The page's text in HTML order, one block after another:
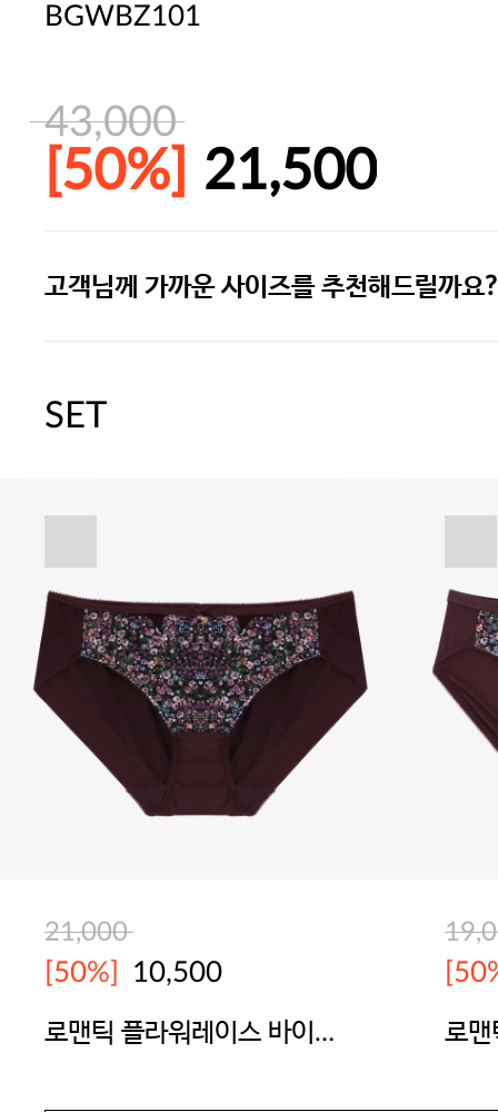
BGWBZ101
43,000
[50%] 21,500
주말특가 20%(8.7~8.9)/5만원 이
고객님께 가까운 사이즈를 추천해드릴까요?
SET
21,000
[50%] 10,500
로맨틱 플라워레이스 바이올
로맨